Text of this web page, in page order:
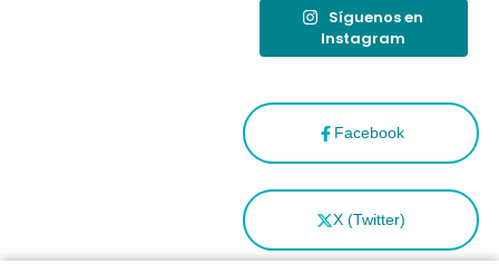
Facebook
X (Twitter)
Síguenos en
Instagram